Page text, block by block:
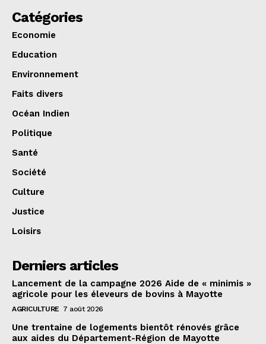
Catégories
Economie
Education
Environnement
Faits divers
Océan Indien
Politique
Santé
Société
Culture
Justice
Loisirs
Derniers articles
Lancement de la campagne 2026 Aide de « minimis »
agricole pour les éleveurs de bovins à Mayotte
AGRICULTURE 7 août 2026
Une trentaine de logements bientôt rénovés grâce
aux aides du Département-Région de Mayotte